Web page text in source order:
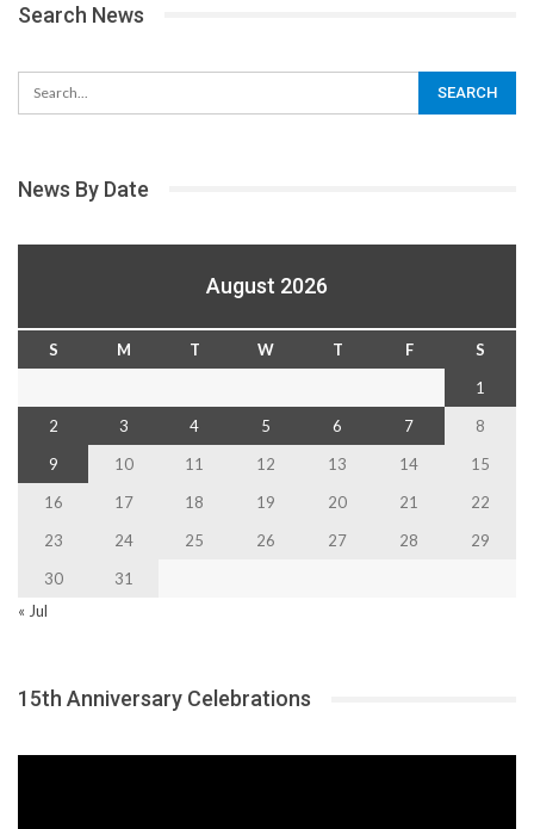
Search News
News By Date
August 2026
S M T W T F
S
1
2
3 4 5 6 7
8
9
10 11 12 13 14
15
16
17 18 19 20 21
22
23
24 25 26 27 28
29
30
31
« Jul
15th Anniversary Celebrations